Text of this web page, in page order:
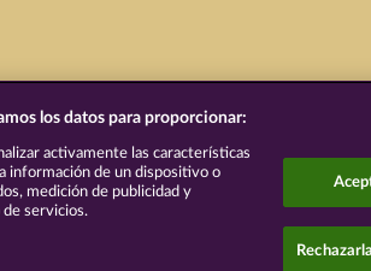
los datos para proporcionar:
activamente las características
información de un dispositivo o
medición de publicidad y
servicios.